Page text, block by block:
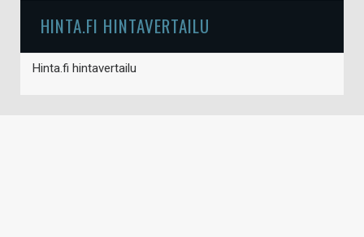
HINTA.FI HINTAVERTAILU
Hinta.fi hintavertailu